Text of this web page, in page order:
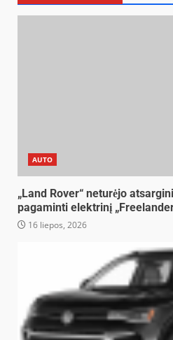
AUTO
„Land Rover“ neturėjo
pagaminti elektrinį
16 liepos, 2026